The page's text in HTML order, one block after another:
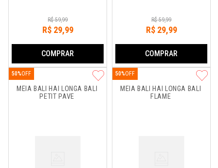
R$ 59,99
R$ 29,99
COMPRAR
R$ 59,99
R$ 29,99
COMPRAR
MEIA BALI HAI LONGA BALI
PETIT PAVE
50%
MEIA BALI HAI LONGA BALI
FLAME
50%